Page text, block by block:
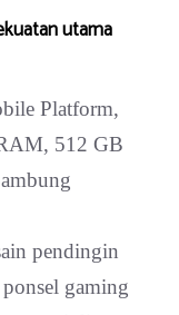
utama
Platform,
512 GB
pendingin
gaming